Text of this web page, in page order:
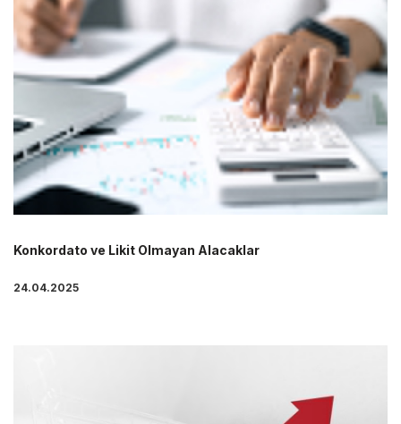
Konkordato ve Likit Olmayan Alacaklar
24.04.2025